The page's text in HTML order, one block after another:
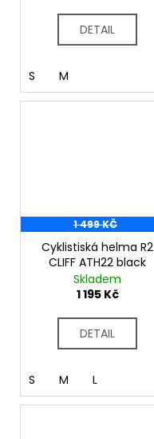
DETAIL
S M
1 499 KČ
Cyklistiská helma R2
CLIFF ATH22 black
Skladem
1 195 Kč
DETAIL
S M L